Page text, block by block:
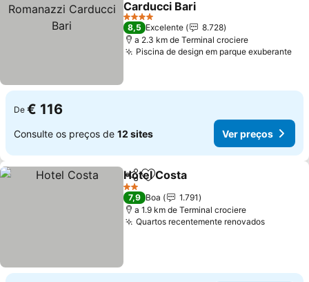
Carducci Bari
Ver preços
4 Estrelas
8,5 Excelente
8.728
a 2.3 km de Terminal crociere
Piscina de design em parque exuberante
De € 116
Consulte os preços de 12 sites Ver preços
PartilharAdicionar aos favoritos
Hotel Costa
2 Estrelas
7,9 Boa
1.791
a 1.9 km de Terminal crociere
Quartos recentemente renovadosVer